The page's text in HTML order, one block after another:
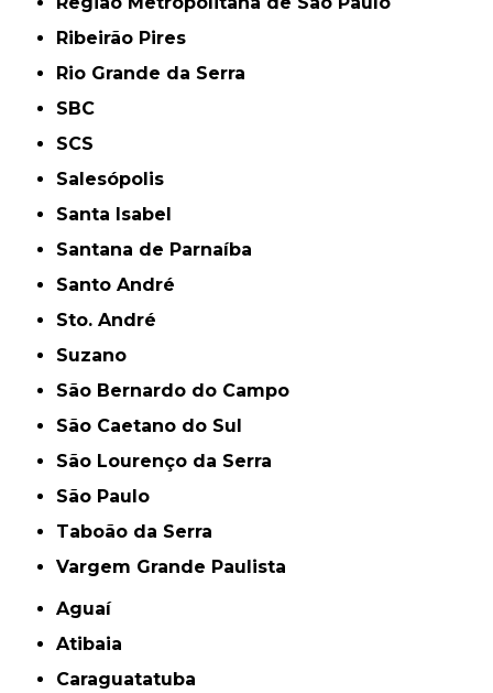
Ribeirão Pires
Rio Grande da Serra
SBC
SCS
Salesópolis
Santa Isabel
Santana de Parnaíba
Santo André
Sto. André
Suzano
São Bernardo do Campo
São Caetano do Sul
São Lourenço da Serra
São Paulo
Taboão da Serra
Vargem Grande Paulista
Aguaí
Atibaia
Caraguatatuba